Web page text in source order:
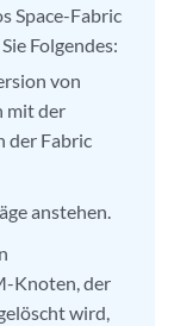
Space-Fabric
Folgendes:
von
mit der
der Fabric
anstehen.
Knoten, der
wird,